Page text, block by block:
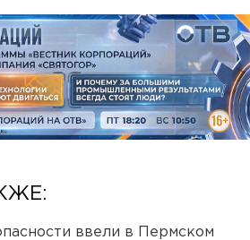
ввели в Пермском